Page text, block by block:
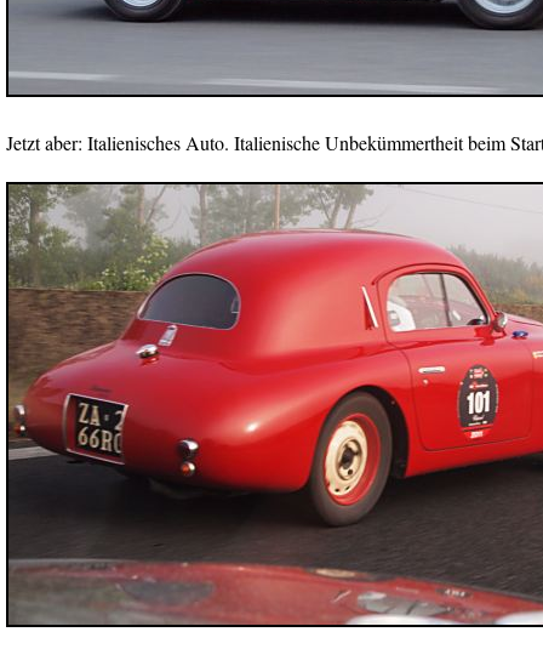
Jetzt aber: Italienisches Auto. Italienische Unbekümmertheit beim